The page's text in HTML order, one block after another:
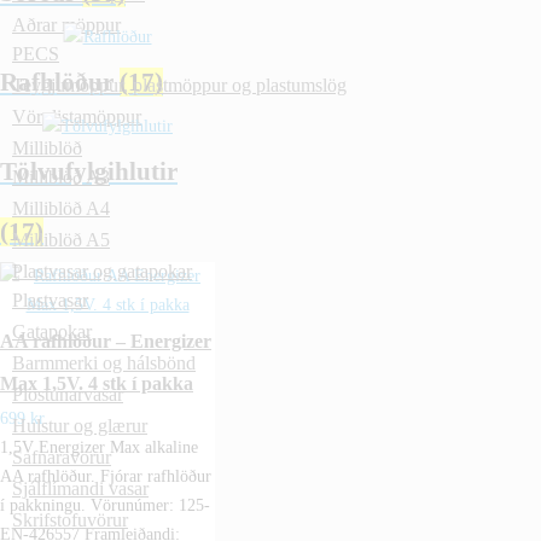
Aðrar möppur
PECS
Teygjumöppur, plastmöppur og plastumslög
Vörulistamöppur
Milliblöð
Milliblöð A3
Milliblöð A4
Milliblöð A5
Plastvasar og gatapokar
Plastvasar
Gatapokar
Barmmerki og hálsbönd
Plöstunarvasar
Hulstur og glærur
Safnaravörur
Sjálflímandi vasar
Skrifstofuvörur
Rafhlöður(17)
Tölvufylgihlutir
(17)
AA rafhlöður – Energizer
Max 1,5V. 4 stk í pakka
699 kr.
1,5V Energizer Max alkaline
AA rafhlöður. Fjórar rafhlöður
í pakkningu. Vörunúmer: 125-
EN-426557 Framleiðandi: